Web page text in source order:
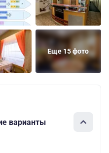
Еще 15 фото
варианты